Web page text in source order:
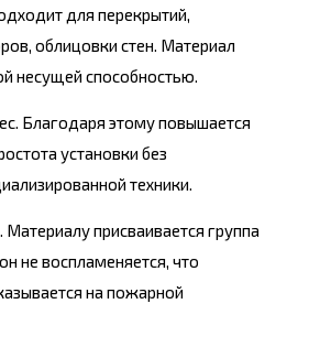
для перекрытий,
облицовки стен. Материал
несущей способностью.
Благодаря этому повышается
установки без
техники.
присваивается группа
не воспламеняется, что
на пожарной